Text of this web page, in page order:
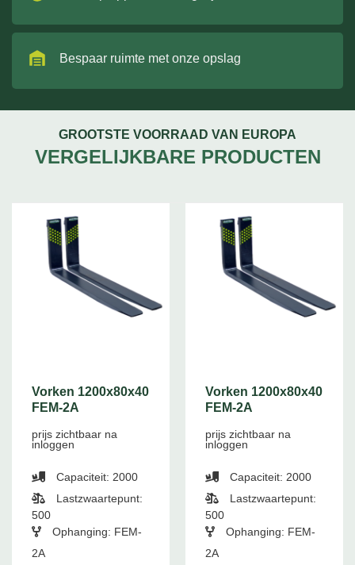
Bespaar ruimte met onze opslag
GROOTSTE VOORRAAD VAN EUROPA
VERGELIJKBARE PRODUCTEN
Vorken 1200x80x40
FEM-2A
prijs zichtbaar na
inloggen
Capaciteit: 2000
Lastzwaartepunt:
500
Ophanging: FEM-
2A
Vorken 1200x80x40
FEM-2A
prijs zichtbaar na
inloggen
Capaciteit: 2000
Lastzwaartepunt:
500
Ophanging: FEM-
2A